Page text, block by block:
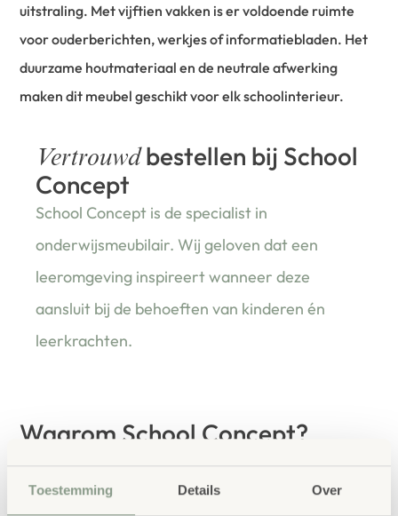
Toestemming Details Over
uitstraling. Met vijftien vakken is er voldoende ruimte
voor ouderberichten, werkjes of informatiebladen. Het
duurzame houtmateriaal en de neutrale afwerking
maken dit meubel geschikt voor elk schoolinterieur.
Vertrouwdbestellen bij School
Concept
School Concept is de specialist in
onderwijsmeubilair. Wij geloven dat een
leeromgeving inspireert wanneer deze
aansluit bij de behoeften van kinderen én
leerkrachten.
Waarom School Concept?
en onze ervaring